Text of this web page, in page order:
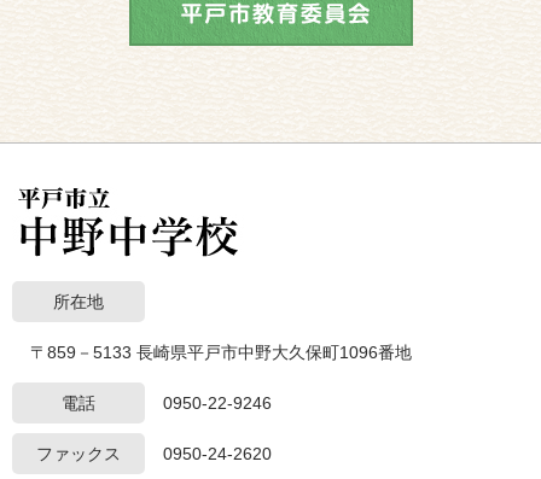
所在地
〒859－5133 長崎県平戸市中野大久保町1096番地
電話 0950-22-9246
ファックス 0950-24-2620